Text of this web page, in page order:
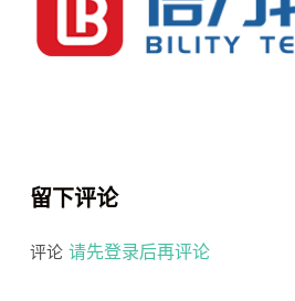
留下评论
评论 请先登录后再评论